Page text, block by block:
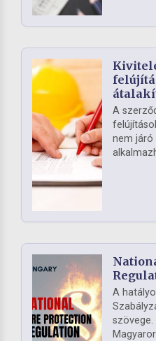
A
nem járó
A
szövege.